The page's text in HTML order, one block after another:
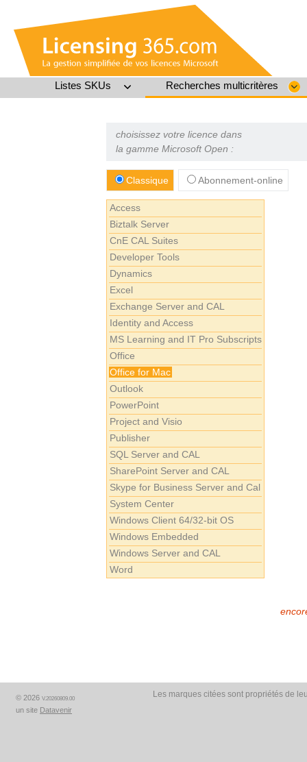
Listes SKUs Recherches multicritères
choisissez votre licence dans
la gamme Microsoft Open :
Classique Abonnement-online
Access
Biztalk Server
CnE CAL Suites
Developer Tools
Dynamics
Excel
Exchange Server and CAL
Identity and Access
MS Learning and IT Pro Subscripts
Office
Office for Mac
Outlook
PowerPoint
Project and Visio
Publisher
SQL Server and CAL
SharePoint Server and CAL
Skype for Business Server and Cal
System Center
Windows Client 64/32-bit OS
Windows Embedded
Windows Server and CAL
Word
© 2026 V.20260809.00
un site Datavenir
Les marques citées sont propriétés de